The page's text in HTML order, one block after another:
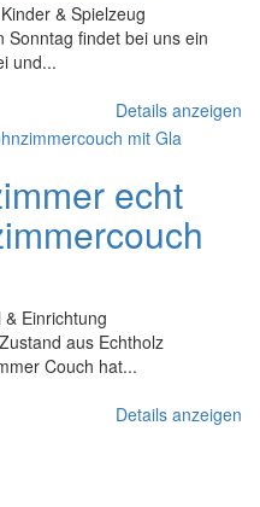
& Spielzeug
Sonntag findet bei uns ein
und...
Details anzeigen
echt
& Einrichtung
aus Echtholz
Couch hat...
Details anzeigen